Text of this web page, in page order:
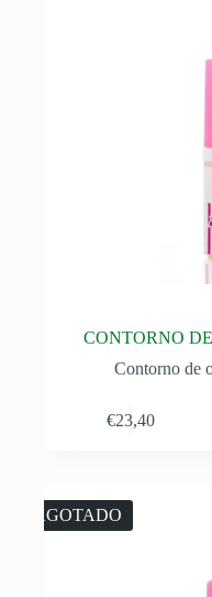
CONTORNO
Contorno de
€23,40
AGOTADO